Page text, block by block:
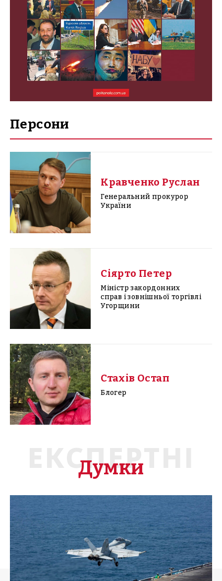
Персони
Кравченко Руслан
Генеральний прокурор
України
Сіярто Петер
Міністр закордонних
справ і зовнішньої торгівлі
Угорщини
Стахів Остап
Блогер
ЕКСПЕРТНІ
Думки